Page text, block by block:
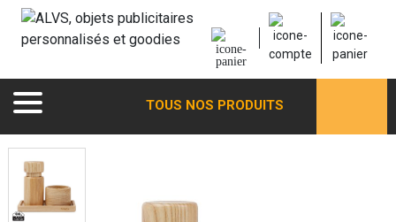
TOUS NOS PRODUITS